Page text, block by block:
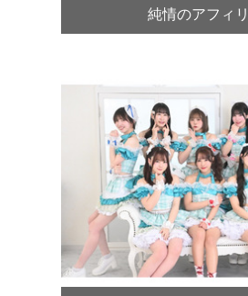
純情のアフィ